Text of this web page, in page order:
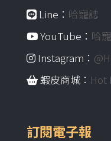
Line： 哈寵誌
YouTube： 哈
Instagram：
蝦皮商城： Hot
訂閱電子報